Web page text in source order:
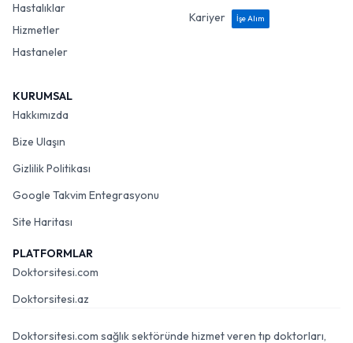
Hastalıklar
Hizmetler
Hastaneler
Kariyer
İşe Alım
KURUMSAL
Hakkımızda
Bize Ulaşın
Gizlilik Politikası
Google Takvim Entegrasyonu
Site Haritası
PLATFORMLAR
Doktorsitesi.com
Doktorsitesi.az
Doktorsitesi.com sağlık sektöründe hizmet veren tıp doktorları,